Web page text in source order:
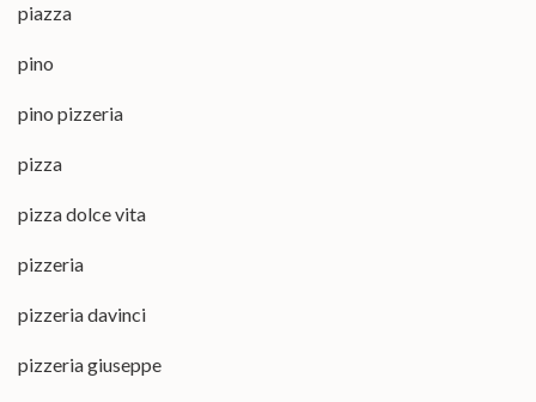
piazza
pino
pino pizzeria
pizza
pizza dolce vita
pizzeria
pizzeria davinci
pizzeria giuseppe